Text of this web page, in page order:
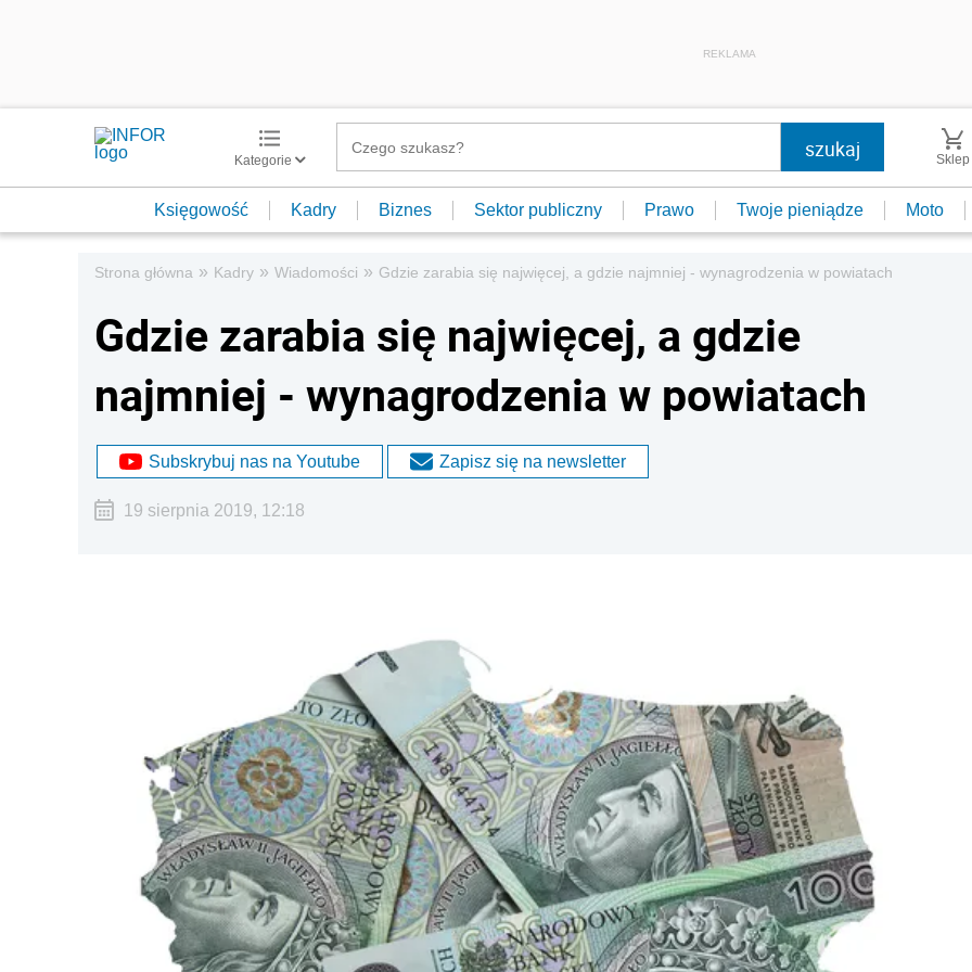
REKLAMA
Kategorie Sklep
Księgowość Kadry Biznes Sektor publiczny Prawo Twoje pieniądze Moto
Strona główna » Kadry » Wiadomości » Gdzie zarabia się najwięcej, a gdzie najmniej - wynagrodzenia w powiatach
Gdzie zarabia się najwięcej, a gdzie
najmniej - wynagrodzenia w powiatach
Subskrybuj nas na Youtube Zapisz się na newsletter
19 sierpnia 2019, 12:18